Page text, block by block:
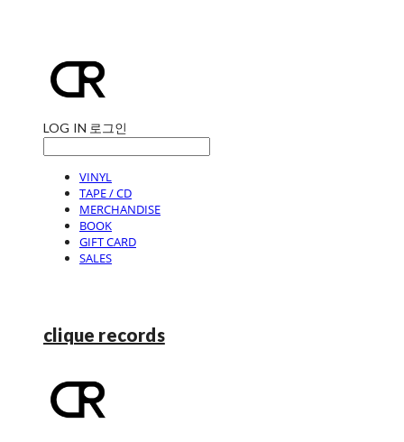
LOG IN 로그인
VINYL
TAPE / CD
MERCHANDISE
BOOK
GIFT CARD
SALES
clique records